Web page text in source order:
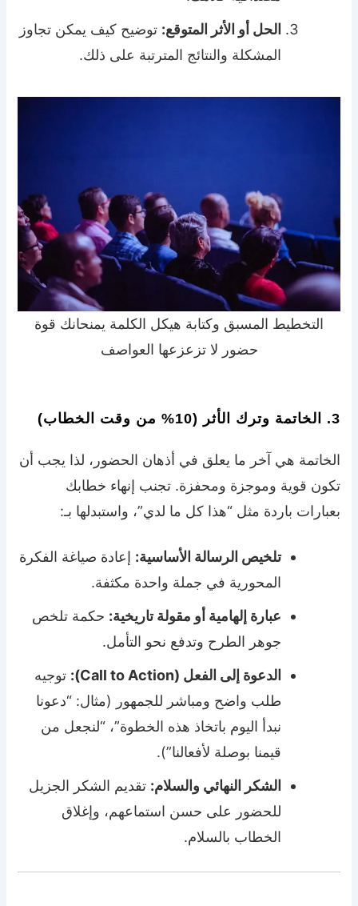
الحل أو الأثر المتوقع: توضيح كيف يمكن تجاوز
المشكلة والنتائج المترتبة على ذلك.
التخطيط المسبق وكتابة هيكل الكلمة يمنحانك قوة
حضور لا تزعزعها العواصف
3. الخاتمة وترك الأثر (10% من وقت الخطاب)
الخاتمة هي آخر ما يعلق في أذهان الحضور، لذا يجب أن
تكون قوية وموجزة ومحفزة. تجنب إنهاء خطابك
بعبارات باردة مثل “هذا كل ما لدي”، واستبدلها بـ:
تلخيص الرسالة الأساسية: إعادة صياغة الفكرة
المحورية في جملة واحدة مكثفة.
عبارة إلهامية أو مقولة تاريخية: حكمة تلخص
جوهر الطرح وتدفع نحو التأمل.
الدعوة إلى الفعل (Call to Action):
توجيه
طلب واضح ومباشر للجمهور (مثال: “دعونا
نبدأ اليوم باتخاذ هذه الخطوة”، “لنجعل من
قيمنا بوصلة لأفعالنا”).
الشكر النهائي والسلام: تقديم الشكر الجزيل
للحضور على حسن استماعهم، وإغلاق
الخطاب بالسلام.